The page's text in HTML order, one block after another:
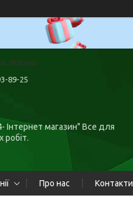
Україна
89-25
Інтернет магазин" Все для
робіт.
Про нас Контакти